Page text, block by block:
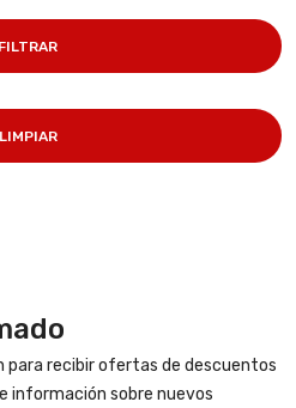
FILTRAR
LIMPIAR
para recibir ofertas de descuentos
información sobre nuevos